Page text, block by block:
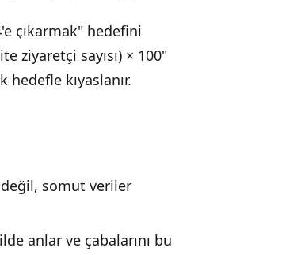
çıkarmak" hedefini
ziyaretçi sayısı) × 100"
kıyaslanır.
somut veriler
anlar ve çabalarını bu